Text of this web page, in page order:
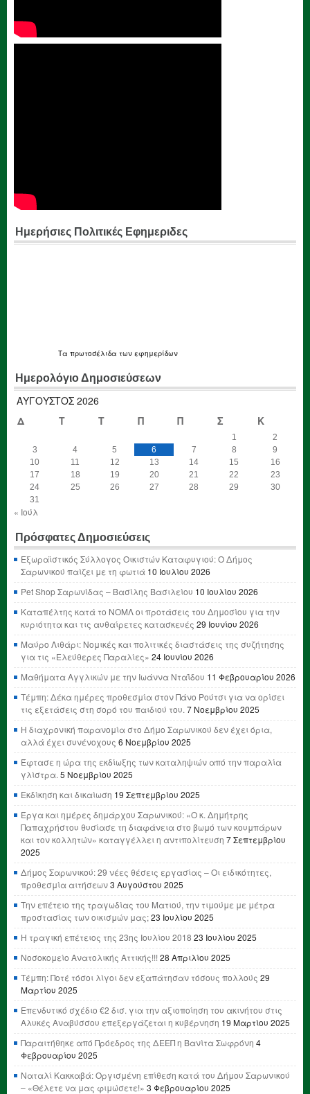
Ημερήσιες Πολιτικές Εφημεριδες
Τα πρωτοσέλιδα των εφημερίδων
Ημερολόγιο Δημοσιεύσεων
ΑΎΓΟΥΣΤΟΣ 2026
Δ
Τ Τ Π Π Σ Κ
1
2
3
4 5 6 7 8
9
10
11 12 13 14 15
16
17
18 19 20 21 22
23
24
25 26 27 28 29
30
31
« Ιούλ
Πρόσφατες Δημοσιεύσεις
Εξωραϊστικός Σύλλογος Οικιστών Καταφυγιού: Ο Δήμος
Σαρωνικού παίζει με τη φωτιά 10 Ιουλίου 2026
Pet Shop Σαρωνίδας – Βασίλης Βασιλείου 10 Ιουλίου 2026
Καταπέλτης κατά το ΝΟΜΛ οι προτάσεις του Δημοσίου για την
κυριότητα και τις αυθαίρετες κατασκευές 29 Ιουνίου 2026
Μαύρο Λιθάρι: Νομικές και πολιτικές διαστάσεις της συζήτησης
για τις «Ελεύθερες Παραλίες» 24 Ιουνίου 2026
Μαθήματα Αγγλικών με την Ιωάννα Νταΐδου 11 Φεβρουαρίου 2026
Τέμπη: Δέκα ημέρες προθεσμία στον Πάνο Ρούτσι για να ορίσει
τις εξετάσεις στη σορό του παιδιού του. 7 Νοεμβρίου 2025
Η διαχρονική παρανομία στο Δήμο Σαρωνικού δεν έχει όρια,
αλλά έχει συνένοχους 6 Νοεμβρίου 2025
Έφτασε η ώρα της εκδίωξης των καταληψιών από την παραλία
γλίστρα. 5 Νοεμβρίου 2025
Εκδίκηση και δικαίωση 19 Σεπτεμβρίου 2025
Έργα και ημέρες δημάρχου Σαρωνικού: «Ο κ. Δημήτρης
Παπαχρήστου θυσίασε τη διαφάνεια στο βωμό των κουμπάρων
και τον κολλητών» καταγγέλλει η αντιπολίτευση 7 Σεπτεμβρίου
2025
Δήμος Σαρωνικού: 29 νέες θέσεις εργασίας – Οι ειδικότητες,
προθεσμία αιτήσεων3 Αυγούστου 2025
Την επέτειο της τραγωδίας του Ματιού, την τιμούμε με μέτρα
προστασίας των οικισμών μας;23 Ιουλίου 2025
Η τραγική επέτειος της 23ης Ιουλίου 2018 23 Ιουλίου 2025
Νοσοκομείο Ανατολικής Αττικής!!! 28 Απριλίου 2025
Τέμπη: Ποτέ τόσοι λίγοι δεν εξαπάτησαν τόσους πολλούς 29
Μαρτίου 2025
Επενδυτικό σχέδιο €2 δισ. για την αξιοποίηση του ακινήτου στις
Αλυκές Αναβύσσου επεξεργάζεται η κυβέρνηση 19 Μαρτίου 2025
Παραιτήθηκε από Πρόεδρος της ΔΕΕΠ η Βανίτα Σωφρόνη 4
Φεβρουαρίου 2025
Ναταλί Κακκαβά: Οργισμένη επίθεση κατά του Δήμου Σαρωνικού
– «Θέλετε να μας φιμώσετε!» 3 Φεβρουαρίου 2025